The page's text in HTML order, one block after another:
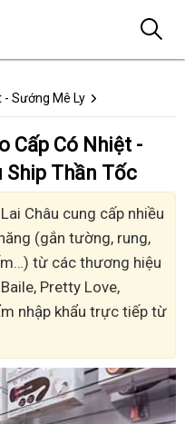
- Sướng Mê Ly
Cấp Có Nhiệt -
Ship Thần Tốc
Châu cung cấp nhiều
(gắn tường, rung,
từ các thương hiệu
Pretty Love,
nhập khẩu trực tiếp từ